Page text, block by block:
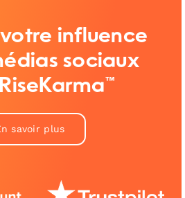
influence
sociaux
savoir plus